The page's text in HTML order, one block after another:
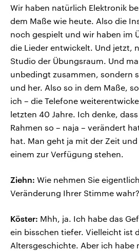
Wir haben natürlich Elektronik
dem Maße wie heute. Also die
noch gespielt und wir haben im
die Lieder entwickelt. Und jetzt,
Studio der Übungsraum. Und
unbedingt zusammen, sondern
und her. Also so in dem Maße,
ich – die Telefone
letzten 40 Jahre. Ich denke,
Rahmen so – naja – verändert
hat. Man geht ja mit der Zeit
einem zur Verfügung stehen.
Ziehn: Wie nehmen Sie
Veränderung Ihrer Stimme wahr?
Köster: Mhh, ja. Ich habe das
ein bisschen tiefer. Vielleicht ist
Altersgeschichte. Aber ich habe